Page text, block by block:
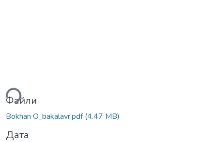
Файли
Bokhan O_bakalavr.pdf(4.47 MB)
Дата